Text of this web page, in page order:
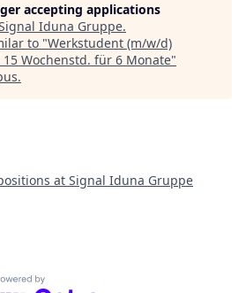
accepting applications
Iduna Gruppe.
to "Werkstudent (m/w/d)
Wochenstd. für 6 Monate"
.
at Signal Iduna Gruppe
by Getro.com